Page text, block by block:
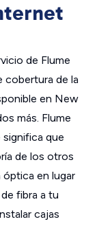
de Flume
cobertura de la
en New
más. Flume
que
de los otros
en lugar
fibra a tu
cajas